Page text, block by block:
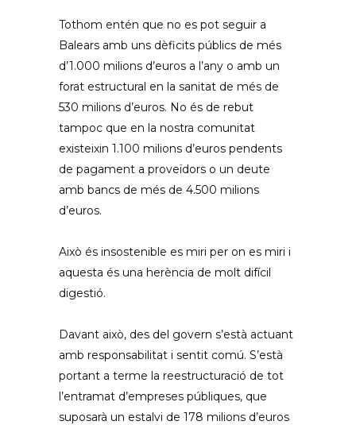
Tothom entén que no es pot seguir a
Balears amb uns dèficits públics de més
d’1.000 milions d’euros a l’any o amb un
forat estructural en la sanitat de més de
530 milions d’euros. No és de rebut
tampoc que en la nostra comunitat
existeixin 1.100 milions d’euros pendents
de pagament a proveïdors o un deute
amb bancs de més de 4.500 milions
d’euros.
Això és insostenible es miri per on es miri i
aquesta és una herència de molt difícil
digestió.
Davant això, des del govern s’està actuant
amb responsabilitat i sentit comú. S’està
portant a terme la reestructuració de tot
l’entramat d’empreses públiques, que
suposarà un estalvi de 178 milions d’euros